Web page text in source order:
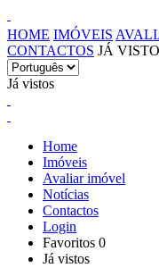
HOME IMÓVEIS
CONTACTOS JÁ
Já vistos
Home
Imóveis
Avaliar imóvel
Notícias
Contactos
Login
Favoritos 0
Já vistos